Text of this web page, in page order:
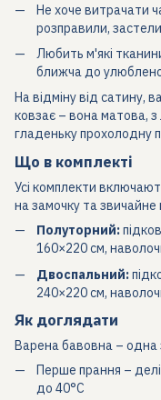
Не хоче витрачати
розправили,
Любить м'які
ближча до
На відміну від сатину,
ковзає – вона матова,
гладеньку прохолодну
Що в комплекті
Усі комплекти
на замочку та
Полуторний:
160×220 см,
Двоспальний:
240×220 см,
Як доглядати
Варена бавовна – одна
Перше прання –
до 40°C